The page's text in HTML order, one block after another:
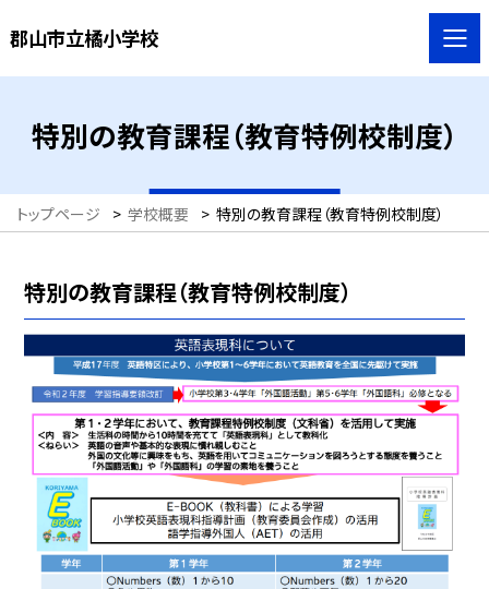
郡山市立橘小学校
特別の教育課程（教育特例校制度）
トップページ > 学校概要 > 特別の教育課程（教育特例校制度）
特別の教育課程（教育特例校制度）